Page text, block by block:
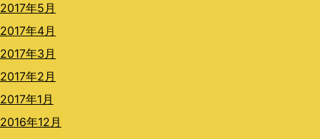
2017年5月
2017年4月
2017年3月
2017年2月
2017年1月
2016年12月